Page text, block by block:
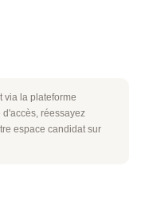
via la plateforme
réessayez
espace candidat sur